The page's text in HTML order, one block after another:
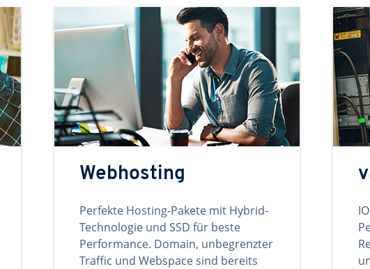
Webhosting
Perfekte Hosting-Pakete mit Hybrid-
Technologie und SSD für beste
Performance. Domain, unbegrenzter
Traffic und Webspace sind bereits